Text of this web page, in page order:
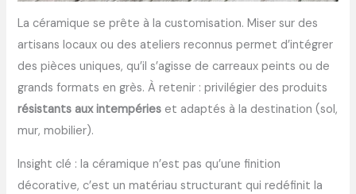
La céramique se prête à la customisation. Miser sur des
artisans locaux ou des ateliers reconnus permet d’intégrer
des pièces uniques, qu’il s’agisse de carreaux peints ou de
grands formats en grès. À retenir : privilégier des produits
résistants aux intempéries et adaptés à la destination (sol,
mur, mobilier).
Insight clé : la céramique n’est pas qu’une finition
décorative, c’est un matériau structurant qui redéfinit la